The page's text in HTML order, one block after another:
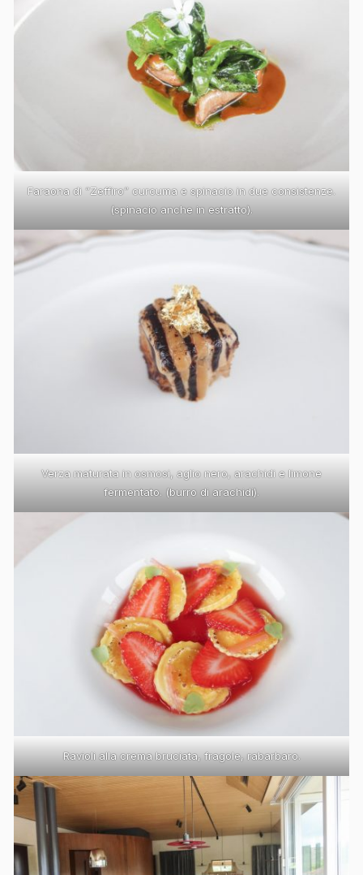
Faraona di “Zeffiro” curcuma e spinacio in due consistenze.
(spinacio anche in estratto).
Verza maturata in osmosi, aglio nero, arachidi e limone
fermentato. (burro di arachidi).
Ravioli alla crema bruciata, fragole, rabarbaro.